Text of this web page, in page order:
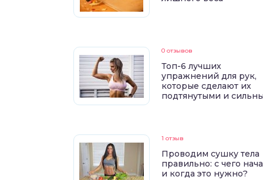
0 отзывов
Топ-6 лучших
упражнений для рук,
которые сделают их
подтянутыми и
1 отзыв
Проводим сушку тела
правильно: с чего
и когда это нужно?